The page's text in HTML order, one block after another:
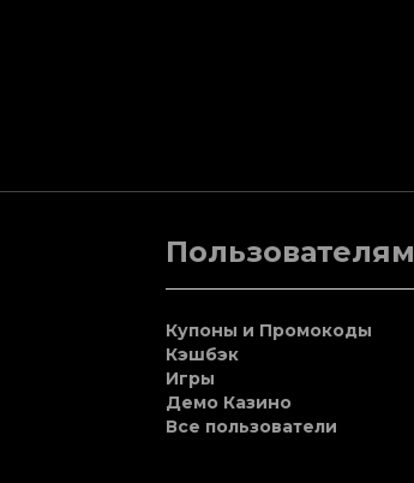
Пользователям
Купоны и Промокоды
Кэшбэк
Игры
Демо Казино
Все пользователи